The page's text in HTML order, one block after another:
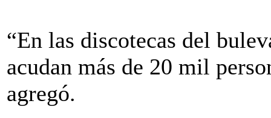
“En las discotecas del
acudan más de 20 mil
agregó.